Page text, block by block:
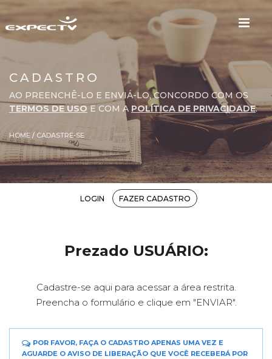
CADASTRO
AO PREENCHÊ-LO E ENVIÁ-LO, CONCORDO COM OS
TERMOS DE USOE COM A POLÍTICA DE PRIVACIDADE.
HOME / CADASTRE-SE
LOGIN FAZER CADASTRO
Prezado USUÁRIO:
Cadastre-se aqui para acessar a área restrita.
Preencha o formulário e clique em "ENVIAR".
POR FAVOR, FAÇA O CADASTRO APENAS UMA VEZ E
AGUARDE O AVISO DE LIBERAÇÃO QUE VOCÊ RECEBERÁ POR